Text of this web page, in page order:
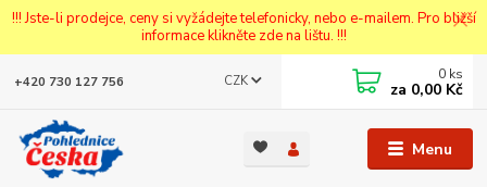
!!! Jste-li prodejce, ceny si vyžádejte telefonicky, nebo e-mailem. Pro bližší
informace klikněte zde na lištu. !!!
Menu
CZK
+420 730 127 756 0 ks
za 0,00 Kč